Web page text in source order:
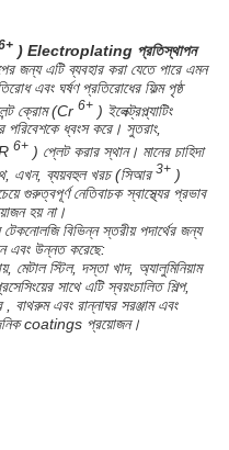
) Electroplating প্রতিস্থাপন
জন্য এটি ব্যবহার করা যেতে পারে এমন
এবং ঘর্ষণ প্রতিরোধের ফিল্ম পৃষ্ঠ
ক্রোম (Cr 6+ ) ইলেক্ট্রপ্ল্যাটিং
পরিবেশকে ধ্বংস করে। সুতরাং,
6+ ) প্লেট করার স্থান। মানের চাহিদা
এখন, ব্যয়বহুল খরচ (সিআর3+ )
গুরুত্বপূর্ণ নেতিবাচক স্বাস্থ্যের প্রভাব
হয় না।
বিভিন্ন স্তরীয় পদার্থের জন্য
এবং উন্নত করেছে:
স্টিল, দস্তা খাদ, অ্যালুমিনিয়াম
সাথে এটি স্বয়ংচালিত শিল্প,
, বাথরুম এবং রান্নাঘর সরঞ্জাম এবং
coatings প্রয়োজন।